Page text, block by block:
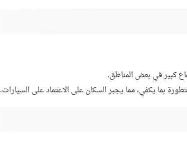
كبير في بعض المناطق.
بما يكفي، مما يجبر السكان على الاعتماد على السيارات.